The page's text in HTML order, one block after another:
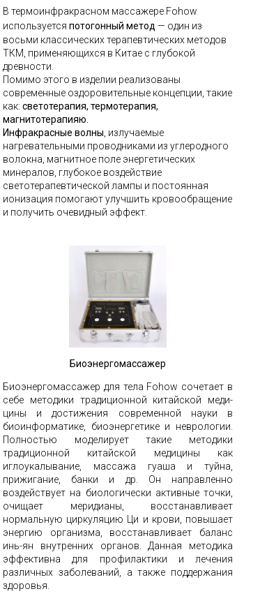
В термоинфракрасном массажере Fohow
используется потогонный метод — один из
восьми классических терапевтических методов
ТКМ, применяющихся в Китае с глубокой
древности.
Помимо этого в изделии реализованы
современные оздоровительные концепции, такие
как: светотерапия, термотерапия,
магнитотерапияю.
Инфракрасные волны , излучаемые
нагревательными проводниками из углеродного
волокна, магнитное поле энергетических
минералов, глубокое воздействие
светотерапевтической лампы и постоянная
ионизация помогают улучшить кровообращение
и получить очевидный эффект.
Биоэнергомассажер
Биоэнергомассажер для тела Fohow сочетает в
себе методики традиционной китайской меди­
цины и достижения современной науки в
биоинформатике, био­энергетике и неврологии.
Полностью моделирует такие методики
традиционной китайской меди­цины как
иглоукалывание, массажа гуаша и туйна,
прижигание, банки и др. Он направленно
воздействует на биологически активные точки,
очищает меридианы, восстанавливает
нормальную циркуляцию Ци и крови, повышает
энергию организма, восстанавливает баланс
инь-ян внутренних органов. Данная методика
эффективна для профилактики и лечения
различных заболеваний, а также поддержания
здоровья.